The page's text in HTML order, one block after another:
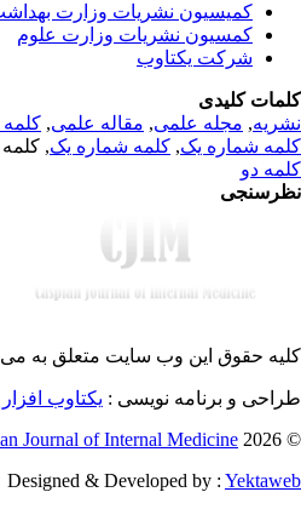
کمیسیون نشریات وزارت بهداشت
کمسیون نشریات وزارت علوم
شرکت یکتاوب
کلیدی
,مجله علمی, مقاله علمی, کلمه
شماره یک,کلمه شماره یک, کلمه
دو
حقوق این وب سایت متعلق بهمی
و برنامه نویسی : یکتاوب افزار
©
Journal of Internal Medicine
Designed & Developed by :